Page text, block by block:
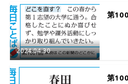
2024.04.30
第
第